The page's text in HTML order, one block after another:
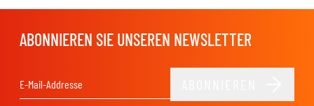
ABONNIEREN SIE UNSEREN NEWSLETTER